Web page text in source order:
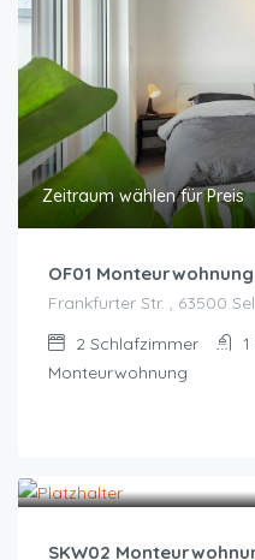
Zeitraum wählen für Preis
OF01
Frankfurter Str. , 63500
2 Schlafzimmer 1
Monteurwohnung
SKW02